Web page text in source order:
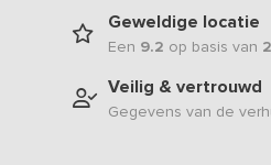
Geweldige locatie
Een 9.2 op basis van
Veilig & vertrouwd
Gegevens van de